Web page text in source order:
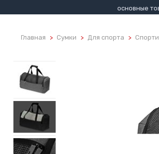
основные
Главная Сумки Для спорта